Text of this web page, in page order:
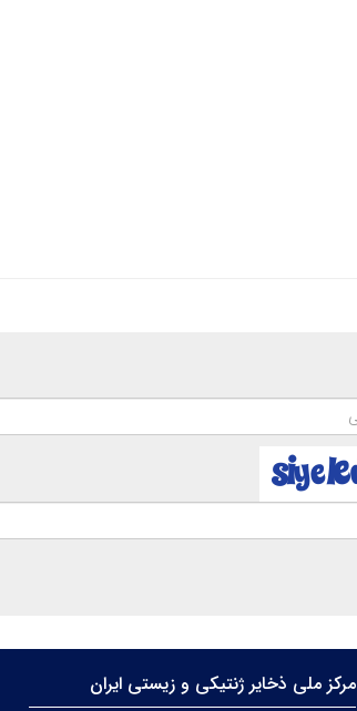
مرکز ملی ذخایر ژنتیکی و زیستی ایران